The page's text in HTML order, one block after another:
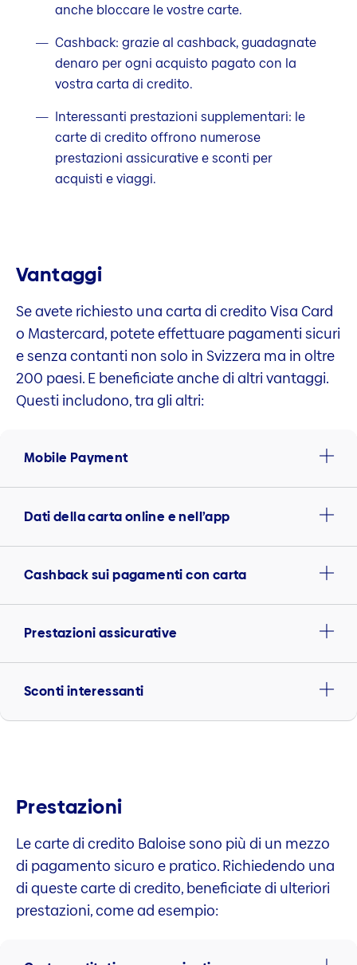
anche bloccare le vostre carte.
Cashback: grazie al cashback, guadagnate
denaro per ogni acquisto pagato con la
vostra carta di credito.
Interessanti prestazioni supplementari: le
carte di credito offrono numerose
prestazioni assicurative e sconti per
acquisti e viaggi.
Vantaggi
Se avete richiesto una carta di credito Visa Card
o Mastercard, potete effettuare pagamenti sicuri
e senza contanti non solo in Svizzera ma in oltre
200 paesi. E beneficiate anche di altri vantaggi.
Questi includono, tra gli altri:
Mobile Payment
Dati della carta online e nell’app
Cashback sui pagamenti con carta
Prestazioni assicurative
Sconti interessanti
Prestazioni
Le carte di credito Baloise sono più di un mezzo
di pagamento sicuro e pratico. Richiedendo una
di queste carte di credito, beneficiate di ulteriori
prestazioni, come ad esempio: